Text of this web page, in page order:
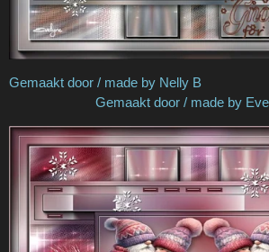
Gemaakt door / made
Gemaakt door / made by